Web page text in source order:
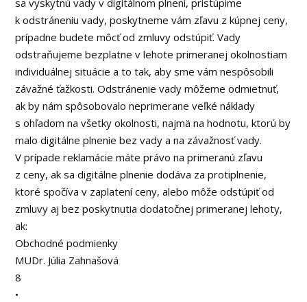
sa vyskytnú vady v digitálnom plnení, pristúpime
k odstráneniu vady, poskytneme vám zľavu z kúpnej ceny,
prípadne budete môcť od zmluvy odstúpiť. Vady
odstraňujeme bezplatne v lehote primeranej okolnostiam
individuálnej situácie a to tak, aby sme vám nespôsobili
závažné ťažkosti. Odstránenie vady môžeme odmietnuť,
ak by nám spôsobovalo neprimerane veľké náklady
s ohľadom na všetky okolnosti, najmä na hodnotu, ktorú by
malo digitálne plnenie bez vady a na závažnosť vady.
V prípade reklamácie máte právo na primeranú zľavu
z ceny, ak sa digitálne plnenie dodáva za protiplnenie,
ktoré spočíva v zaplatení ceny, alebo môže odstúpiť od
zmluvy aj bez poskytnutia dodatočnej primeranej lehoty,
ak:
Obchodné podmienky
MUDr. Júlia Zahnašová
8
•